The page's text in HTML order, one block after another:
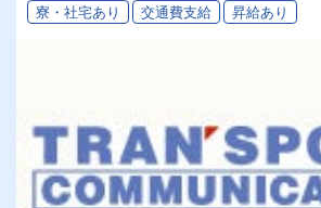
寮・社宅あり 交通費支給 昇給あり